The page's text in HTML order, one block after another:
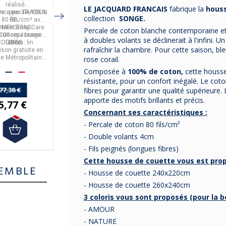
30cm
réalisé
parTRADILIN
GE.
:percale 100%
80 fils/cm² avec
Easy Care
un repassage
facile.
:
/ bonnet
30cm: lin
gratuite en
Métropolitaine
d'achats.
€
€
Vague - 11
coloris
fabriquée enFrance
parAlexandre
TURPAULT.
Deux dimensions vous
sont proposées, en 11
coloris.
Composition en
100% lin lavé.
La livraison est
gratuite en France
Métropolitaine.
610,00 €
549,00 €
Teophile - 12
coloris
TEOPHILE unie
est
fabriquée par
Sa matière est 100%
fils/cm².
12 coloris sont
disponibles.
La livraison est
gratuite en France
219,00 €
197,10 €
LE JACQUARD FRANCAIS fabrique la
collection SONGE.
Percale de coton blanche contemporaine
à doubles volants se déclinerait à l'infini.
rafraîchir la chambre. Pour cette saison,
rose corail.
Composée à 100% de coton, cette
résistante, pour un confort inégalé. Le
fibres pour garantir une qualité supérieure.
apporte des motifs brillants et précis.
Concernant ses caractéristiques :
- Percale de coton 80 fils/cm²
- Double volants 4cm
- Fils peignés (longues fibres)
Cette housse de couette vous est
- Housse de couette 240x220cm
- Housse de couette 260x240cm
3 coloris vous sont proposés (pour la
- AMOUR
- NATURE